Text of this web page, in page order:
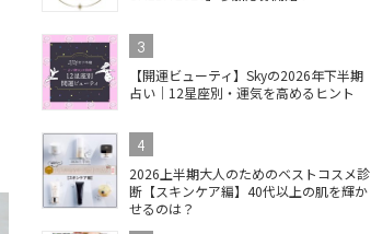
3
【開運ビューティ】Skyの2026年下半期
占い｜12星座別・運気を高めるヒント
4
2026上半期大人のためのベストコスメ診
断【スキンケア編】40代以上の肌を輝か
せるのは？